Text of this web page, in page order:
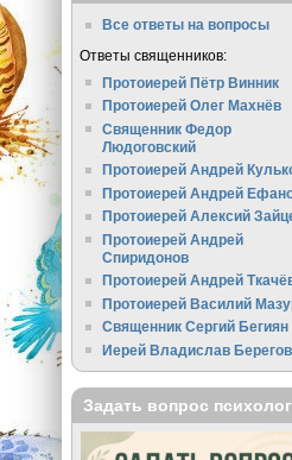
Все ответы на вопросы
Ответы священников:
Протоиерей Пётр Винник
Протоиерей Олег Махнёв
Священник Федор
Людоговский
Протоиерей Андрей
Протоиерей Андрей
Протоиерей Алексий
Протоиерей Андрей
Спиридонов
Протоиерей Андрей
Протоиерей Василий
Священник Сергий Бегиян
Иерей Владислав
Задать вопрос